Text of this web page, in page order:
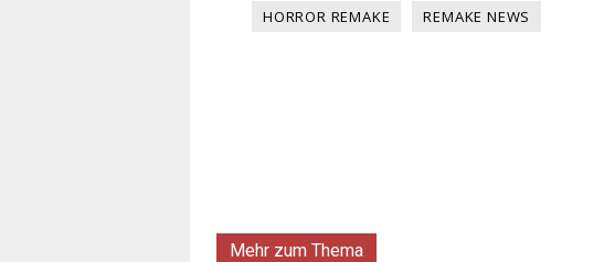
HORROR REMAKE
REMAKE NEWS
Mehr zum Thema